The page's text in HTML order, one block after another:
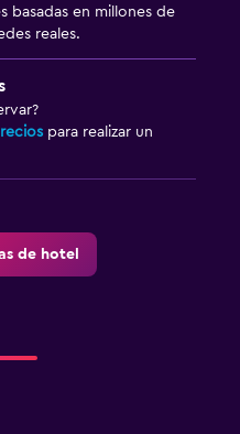
basadas en millones de
reales.
para realizar un
de hotel